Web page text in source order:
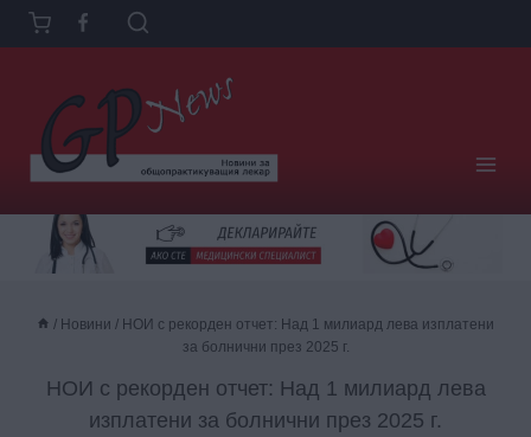
Към
съдържанието
/ Новини / НОИ с рекорден отчет: Над 1 милиард лева изплатени
за болнични през 2025 г.
НОИ с рекорден отчет: Над 1 милиард лева
изплатени за болнични през 2025 г.